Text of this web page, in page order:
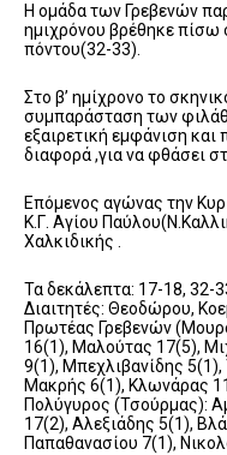
Η ομάδα των Γρεβενών
ημιχρόνου βρέθηκε πίσω
πόντου(32-33).
Στο β’ ημίχρονο το
συμπαράσταση των
εξαιρετική εμφάνιση
διαφορά ,για να φθάσει
Επόμενος αγώνας την
Κ.Γ. Αγίου
Χαλκιδικής .
Τα δεκάλεπτα: 17-18, 32-
Διαιτητές: Θεοδώρου,
Πρωτέας Γρεβενών
16(1), Μαλούτας 17(5),
9(1), Μπεχλιβανίδης
Μακρής 6(1), Κλωνάρας 11.
Πολύγυρος (Τσούρμας):
17(2), Αλεξιάδης 5(1),
Παπαθανασίου 7(1),